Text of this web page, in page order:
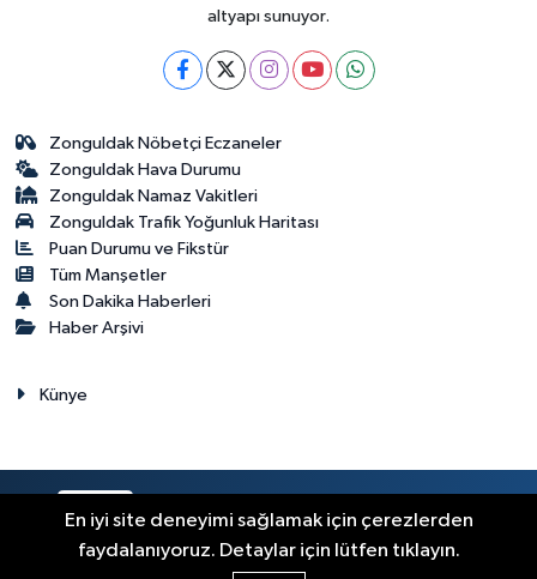
altyapı sunuyor.
Zonguldak Nöbetçi Eczaneler
Zonguldak Hava Durumu
Zonguldak Namaz Vakitleri
Zonguldak Trafik Yoğunluk Haritası
Puan Durumu ve Fikstür
Tüm Manşetler
Son Dakika Haberleri
Haber Arşivi
Künye
En iyi site deneyimi sağlamak için çerezlerden
faydalanıyoruz. Detaylar için lütfen tıklayın.